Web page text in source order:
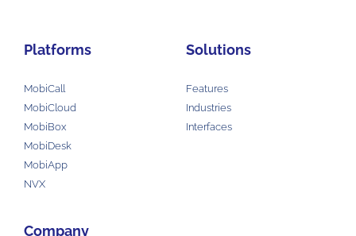
Platforms
MobiCall
MobiCloud
MobiBox
MobiDesk
MobiApp
NVX
Solutions
Features
Industries
Interfaces
Company